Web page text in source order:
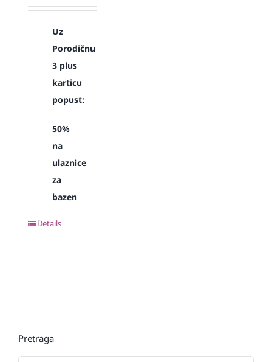
Uz
Porodičnu
3 plus
karticu
popust:
50%
na
ulaznice
za
bazen
Details
Pretraga